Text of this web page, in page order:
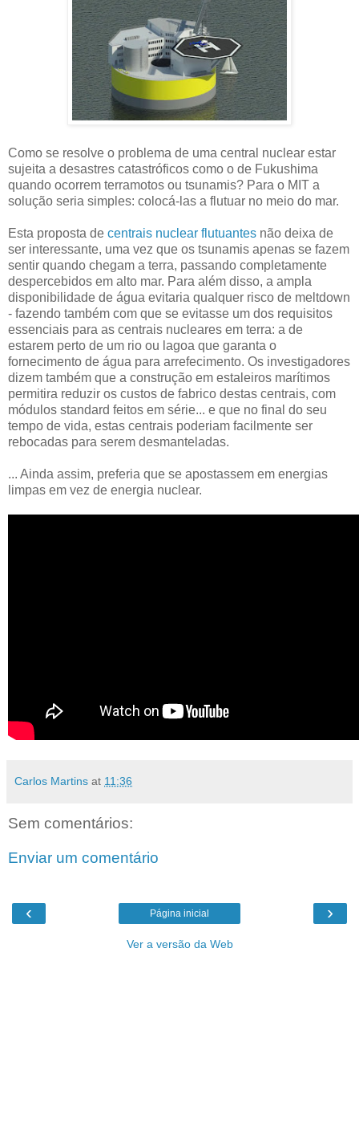
Como se resolve o problema de uma central nuclear estar
sujeita a desastres catastróficos como o de Fukushima
quando ocorrem terramotos ou tsunamis? Para o MIT a
solução seria simples: colocá-las a flutuar no meio do mar.
Esta proposta de centrais nuclear flutuantes não deixa de
ser interessante, uma vez que os tsunamis apenas se fazem
sentir quando chegam a terra, passando completamente
despercebidos em alto mar. Para além disso, a ampla
disponibilidade de água evitaria qualquer risco de meltdown
- fazendo também com que se evitasse um dos requisitos
essenciais para as centrais nucleares em terra: a de
estarem perto de um rio ou lagoa que garanta o
fornecimento de água para arrefecimento. Os investigadores
dizem também que a construção em estaleiros marítimos
permitira reduzir os custos de fabrico destas centrais, com
módulos standard feitos em série... e que no final do seu
tempo de vida, estas centrais poderiam facilmente ser
rebocadas para serem desmanteladas.
... Ainda assim, preferia que se apostassem em energias
limpas em vez de energia nuclear.
Carlos Martins at 11:36
Sem comentários:
Enviar um comentário
‹ ›
Página inicial
Ver a versão da Web